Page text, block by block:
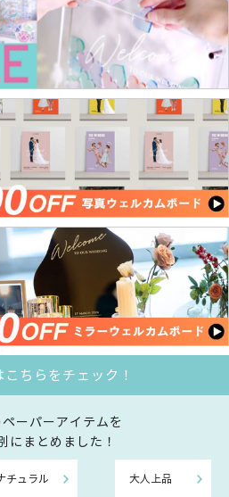
ちらをチェック！
ーパーアイテムを
にまとめました！
チュラル 大人上品